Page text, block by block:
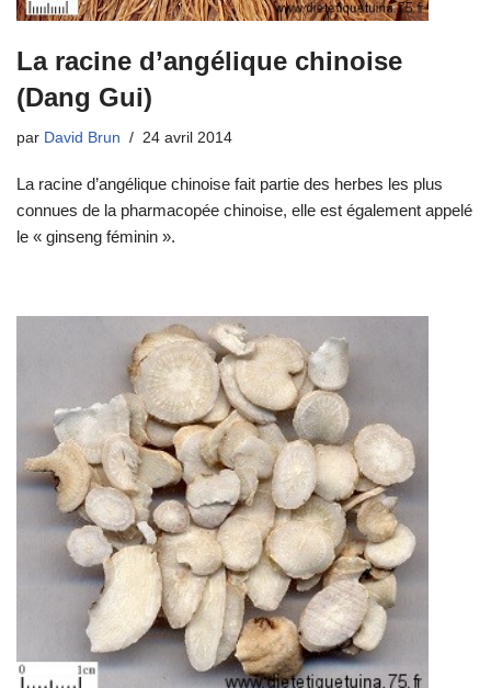
La racine d’angélique chinoise
(Dang Gui)
par David Brun 24 avril 2014
La racine d’angélique chinoise fait partie des herbes les plus
connues de la pharmacopée chinoise, elle est également appelé
le « ginseng féminin ».